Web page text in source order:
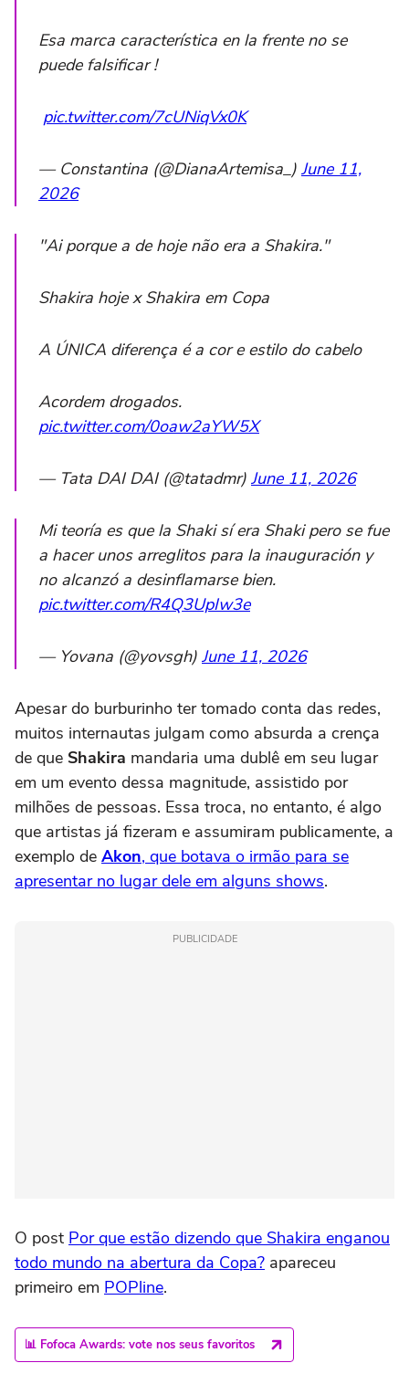
Esa marca característica en la frente no se
puede falsificar !
pic.twitter.com/7cUNiqVx0K
— Constantina (@DianaArtemisa_) June 11,
2026
"Ai porque a de hoje não era a Shakira."
Shakira hoje x Shakira em Copa
A ÚNICA diferença é a cor e estilo do cabelo
Acordem drogados.
pic.twitter.com/0oaw2aYW5X
— Tata DAI DAI (@tatadmr) June 11, 2026
Mi teoría es que la Shaki sí era Shaki pero se fue
a hacer unos arreglitos para la inauguración y
no alcanzó a desinflamarse bien.
pic.twitter.com/R4Q3UpIw3e
— Yovana (@yovsgh) June 11, 2026
Apesar do burburinho ter tomado conta das redes,
muitos internautas julgam como absurda a crença
de que Shakira mandaria uma dublê em seu lugar
em um evento dessa magnitude, assistido por
milhões de pessoas. Essa troca, no entanto, é algo
que artistas já fizeram e assumiram publicamente, a
exemplo de Akon, que botava o irmão para se
apresentar no lugar dele em alguns shows.
PUBLICIDADE
O post Por que estão dizendo que Shakira enganou
todo mundo na abertura da Copa? apareceu
primeiro em POPline.
📊 Fofoca Awards: vote nos seus favoritos